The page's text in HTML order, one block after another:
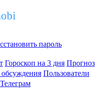
пароль
Гороскоп на 3 дня Прогноз
Пользователи